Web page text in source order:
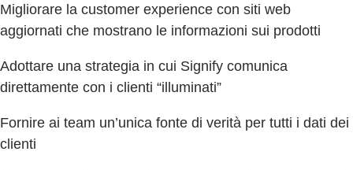
Migliorare la customer experience con siti web
aggiornati che mostrano le informazioni sui prodotti
Adottare una strategia in cui Signify comunica
direttamente con i clienti “illuminati”
Fornire ai team un’unica fonte di verità per tutti i dati dei
clienti